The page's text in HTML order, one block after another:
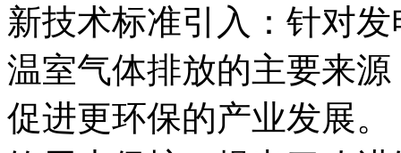
新技术标准引入：针对
温室气体排放的主要来
促进更环保的产业发展。